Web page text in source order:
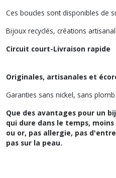
Ces boucles sont disponibles de
Bijoux recyclés, créations
Circuit court-Livraison rapide
Originales, artisanales et
Garanties sans nickel, sans
Que des avantages pour un
qui dure dans le temps,
ou or, pas allergie, pas
pas sur la peau.